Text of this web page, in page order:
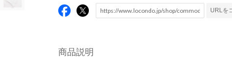
URLを
商品説明